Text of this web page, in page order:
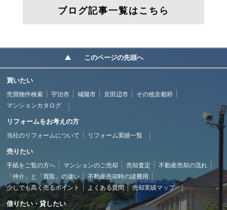
ブログ記事一覧はこちら
このページの先頭へ
買いたい
売買物件検索 宇治市 城陽市 京田辺市
その他京都府
マンションカタログ
リフォームをお考えの方
当社のリフォームについて リフォーム実績一覧
売りたい
手紙をご覧の方へ マンションのご売却 売却査定
不動産売却の流れ
「仲介」と「買取」の違い
不動産売却時の諸費用
少しでも高く売るポイント
よくある質問 売却実績マップ
借りたい・貸したい